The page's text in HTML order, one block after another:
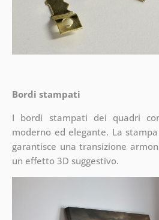
Bordi stampati
I bordi stampati dei quadri
moderno ed elegante. La
garantisce una transizione
un effetto 3D suggestivo.